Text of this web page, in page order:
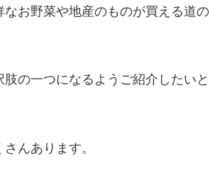
お野菜や地産のものが買える道の
の一つになるようご紹介したいと
んあります。